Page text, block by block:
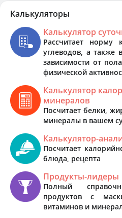
Калькуляторы
Калькулятор
Рассчитает норму
углеводов, а также
зависимости от
физической
Калькулятор
минералов
Посчитает белки,
минералы в вашем
Калькулятор-
Посчитает
блюда, рецепта
Продукты-лидеры
Полный
продуктов с
витаминов и